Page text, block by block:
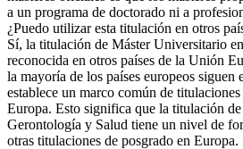
a un programa de doctorado ni a
¿Puedo utilizar esta titulación en otros
Sí, la titulación de Máster Universitario
reconocida en otros países de la Unión
la mayoría de los países europeos siguen
establece un marco común de
Europa. Esto significa que la titulación
Gerontología y Salud tiene un nivel de
otras titulaciones de posgrado en Europa.